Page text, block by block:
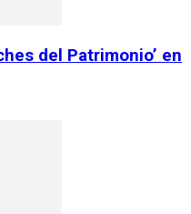
del Patrimonio’ en